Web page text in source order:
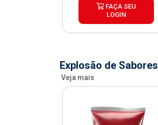
FAÇA SEU
LOGIN
Explosão de Sabores
Veja mais